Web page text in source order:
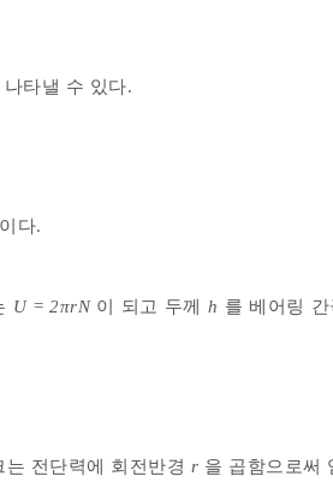
타낼 수 있다.
다.
U=2πrN이 되고 두께h 를 베어링 간
전단력에 회전반경 r 을 곱함으로써